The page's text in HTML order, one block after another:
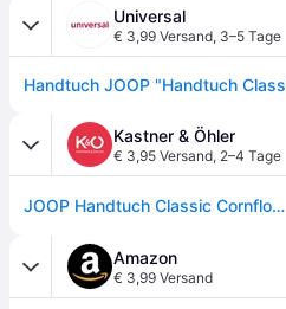
Universal
€ 3,99 Versand, 3–5 Tage
Kastner & Öhler
€ 3,95 Versand, 2–4 Tage
JOOP Handtuch Classic Cornflower 50x100cm Creme creme - EG
Amazon
€ 3,99 Versand